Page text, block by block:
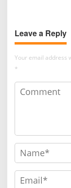
Leave a Reply
Your email address
*